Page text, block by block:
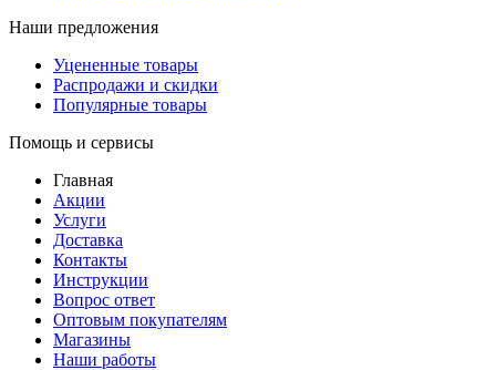
Наши предложения
Уцененные товары
Распродажи и скидки
Популярные товары
Помощь и сервисы
Главная
Акции
Услуги
Доставка
Контакты
Инструкции
Вопрос ответ
Оптовым покупателям
Магазины
Наши работы